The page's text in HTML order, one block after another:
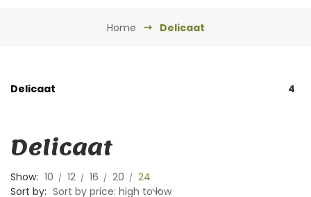
Home Delicaat
Delicaat 4
Delicaat
Show: 10 12 16 20
24
Sort by: Sort by price: high to low